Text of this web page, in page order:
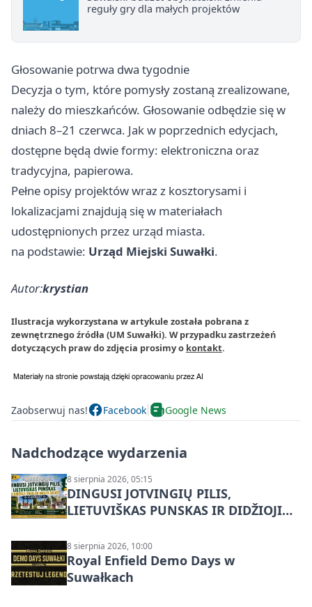
reguły gry dla małych projektów
Głosowanie potrwa dwa tygodnie
Decyzja o tym, które pomysły zostaną zrealizowane,
należy do mieszkańców. Głosowanie odbędzie się w
dniach 8–21 czerwca. Jak w poprzednich edycjach,
dostępne będą dwie formy: elektroniczna oraz
tradycyjna, papierowa.
Pełne opisy projektów wraz z kosztorysami i
lokalizacjami znajdują się w materiałach
udostępnionych przez urząd miasta.
na podstawie: Urząd Miejski Suwałki.
Autor:krystian
Ilustracja wykorzystana w artykule została pobrana z
zewnętrznego źródła (UM Suwałki). W przypadku zastrzeżeń
dotyczących praw do zdjęcia prosimy o kontakt.
Zaobserwuj nas! Facebook Google News
Nadchodzące wydarzenia
8 sierpnia 2026, 05:15
DINGUSI JOTVINGIŲ PILIS,
LIETUVIŠKAS PUNSKAS IR DIDŽIOJI
DZŪKIJOS – jednodienė kelionė
8 sierpnia 2026, 10:00
Royal Enfield Demo Days w
Suwałkach